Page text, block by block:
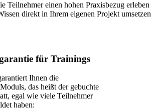
Teilnehmer einen hohen Praxisbezug erleben
direkt in Ihrem eigenen Projekt umsetzen
für Trainings
Ihnen die
das heißt der gebuchte
egal wie viele Teilnehmer
haben: